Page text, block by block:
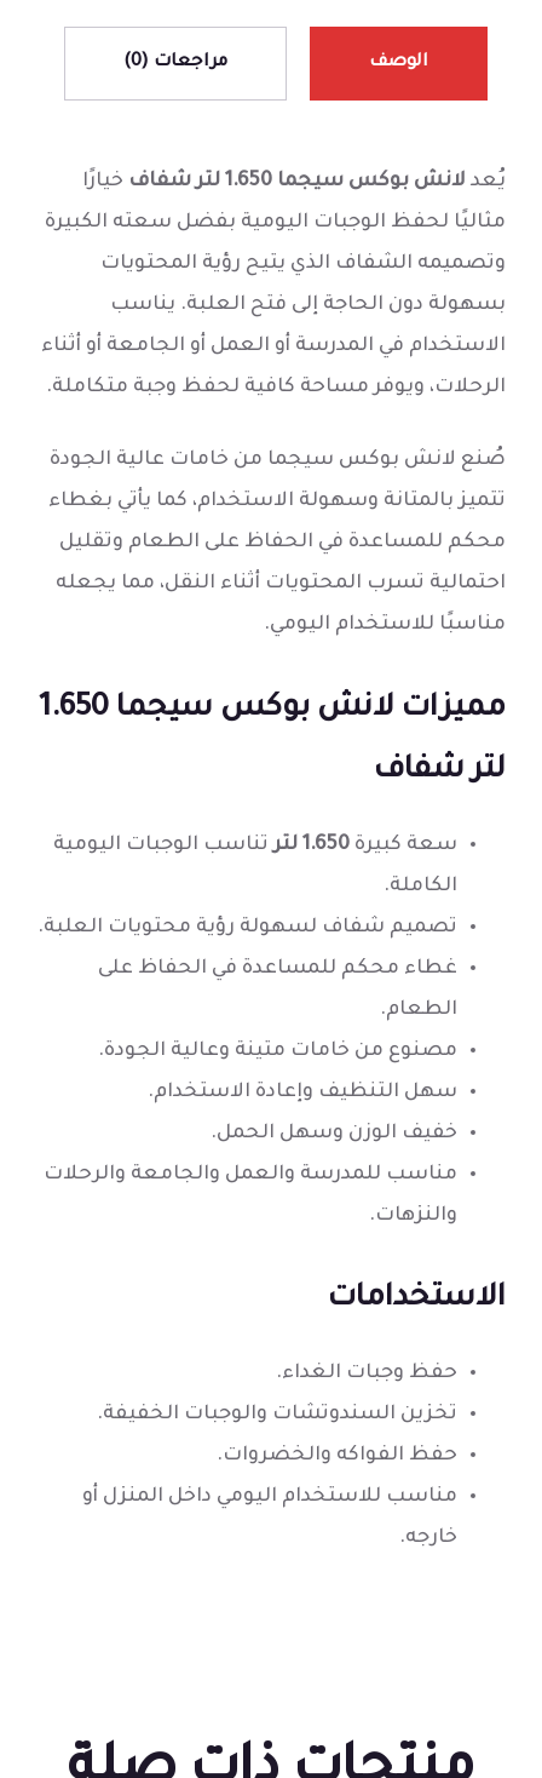
الوصف مراجعات (0)
يُعد لانش بوكس سيجما 1.650 لتر شفاف
خيارًا
مثاليًا لحفظ الوجبات اليومية بفضل سعته الكبيرة
وتصميمه الشفاف الذي يتيح رؤية المحتويات
بسهولة دون الحاجة إلى فتح العلبة. يناسب
الاستخدام في المدرسة أو العمل أو الجامعة أو أثناء
الرحلات، ويوفر مساحة كافية لحفظ وجبة متكاملة.
صُنع لانش بوكس سيجما من خامات عالية الجودة
تتميز بالمتانة وسهولة الاستخدام، كما يأتي بغطاء
محكم للمساعدة في الحفاظ على الطعام وتقليل
احتمالية تسرب المحتويات أثناء النقل، مما يجعله
مناسبًا للاستخدام اليومي.
مميزات لانش بوكس سيجما 1.650
لتر شفاف
سعة كبيرة 1.650 لتر
تناسب الوجبات اليومية
الكاملة.
تصميم شفاف لسهولة رؤية محتويات العلبة.
غطاء محكم للمساعدة في الحفاظ على
الطعام.
مصنوع من خامات متينة وعالية الجودة.
سهل التنظيف وإعادة الاستخدام.
خفيف الوزن وسهل الحمل.
مناسب للمدرسة والعمل والجامعة والرحلات
والنزهات.
الاستخدامات
حفظ وجبات الغداء.
تخزين السندوتشات والوجبات الخفيفة.
حفظ الفواكه والخضروات.
مناسب للاستخدام اليومي داخل المنزل أو
خارجه.